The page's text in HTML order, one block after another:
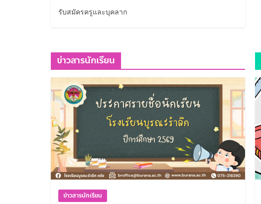
รับสมัครครูและบุคลาก
ข่าวสารนักเรียน
ข่าวสารนักเรียน